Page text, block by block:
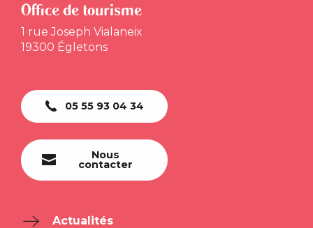
Office de tourisme
1 rue Joseph Vialaneix
19300 Égletons
05 55 93 04 34
Nous
contacter
Actualités